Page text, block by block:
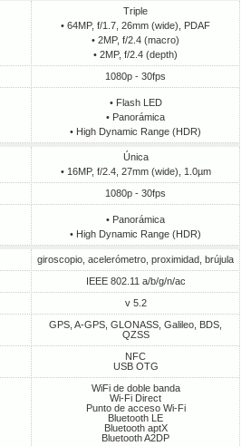
Triple
• 64MP, f/1.7, 26mm (wide), PDAF
• 2MP, f/2.4 (macro)
• 2MP, f/2.4 (depth)
1080p - 30fps
• Flash LED
• Panorámica
• High Dynamic Range (HDR)
Única
• 16MP, f/2.4, 27mm (wide), 1.0µm
1080p - 30fps
• Panorámica
• High Dynamic Range (HDR)
giroscopio, acelerómetro, proximidad, brújula
IEEE 802.11 a/b/g/n/ac
v 5.2
GPS, A-GPS, GLONASS, Galileo, BDS,
QZSS
NFC
USB OTG
WiFi de doble banda
Wi-Fi Direct
Punto de acceso Wi-Fi
Bluetooth LE
Bluetooth aptX
Bluetooth A2DP